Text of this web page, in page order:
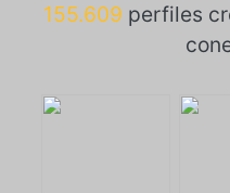
155.609 perfiles